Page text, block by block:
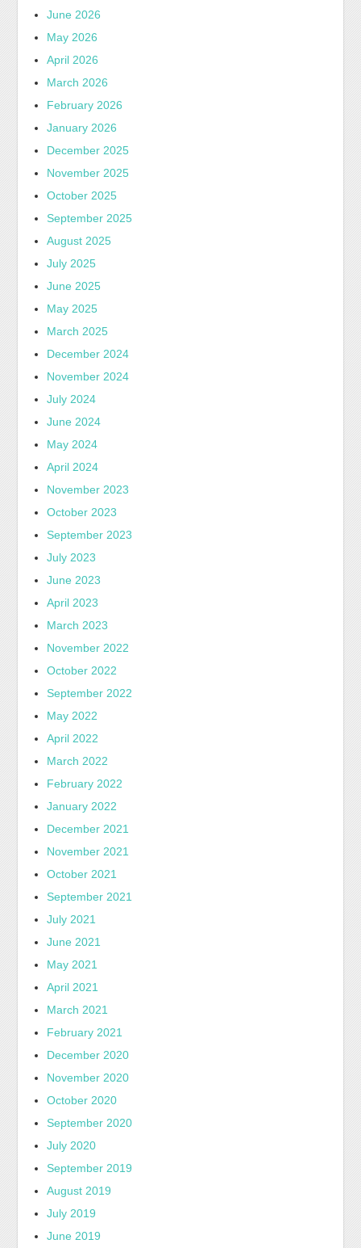
June 2026
May 2026
April 2026
March 2026
February 2026
January 2026
December 2025
November 2025
October 2025
September 2025
August 2025
July 2025
June 2025
May 2025
March 2025
December 2024
November 2024
July 2024
June 2024
May 2024
April 2024
November 2023
October 2023
September 2023
July 2023
June 2023
April 2023
March 2023
November 2022
October 2022
September 2022
May 2022
April 2022
March 2022
February 2022
January 2022
December 2021
November 2021
October 2021
September 2021
July 2021
June 2021
May 2021
April 2021
March 2021
February 2021
December 2020
November 2020
October 2020
September 2020
July 2020
September 2019
August 2019
July 2019
June 2019